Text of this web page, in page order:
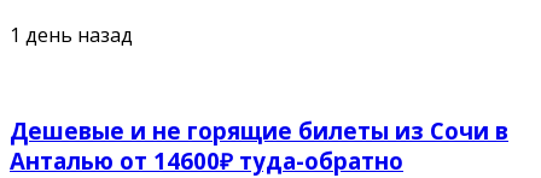
1 день назад
Дешевые и не горящие билеты из Сочи в
Анталью от 14600₽ туда-обратно